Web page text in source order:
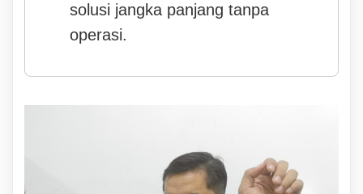
solusi jangka panjang tanpa
operasi.